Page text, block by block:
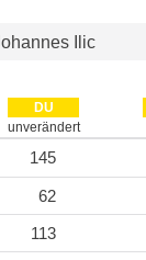
Ilic
DU
unverändert
145
62
113